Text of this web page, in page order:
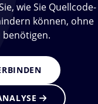
wie Sie Quellcode-
können, ohne
benötigen.